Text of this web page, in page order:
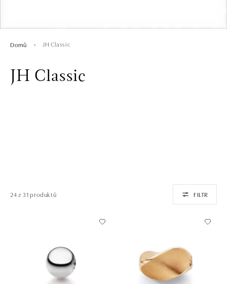
Domů JH Classic
JH Classic
24 z 31 produktů FILTR